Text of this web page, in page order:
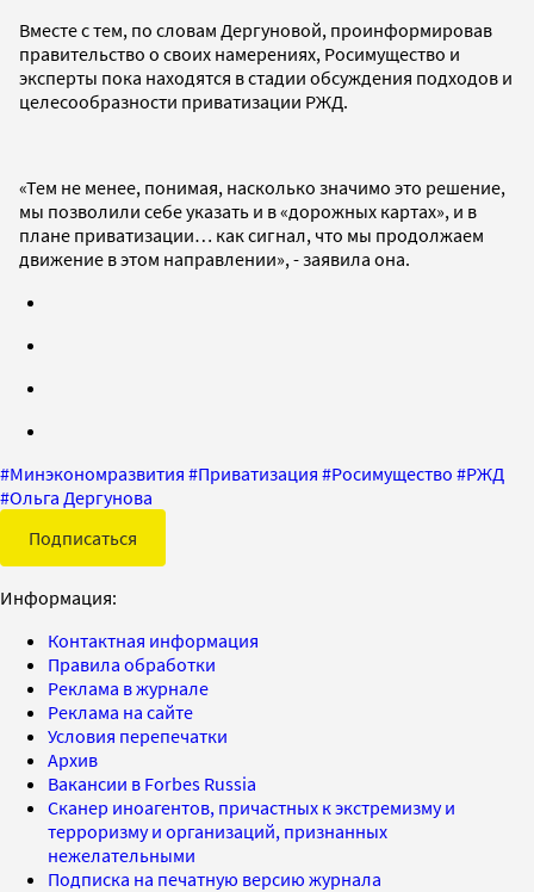
Вместе с тем, по словам Дергуновой, проинформировав
правительство о своих намерениях, Росимущество и
эксперты пока находятся в стадии обсуждения подходов и
целесообразности приватизации РЖД.
«Тем не менее, понимая, насколько значимо это решение,
мы позволили себе указать и в «дорожных картах», и в
плане приватизации… как сигнал, что мы продолжаем
движение в этом направлении», - заявила она.
#Минэкономразвития #Приватизация #Росимущество #РЖД
#Ольга Дергунова
Подписаться
Информация:
Контактная информация
Правила обработки
Реклама в журнале
Реклама на сайте
Условия перепечатки
Архив
Вакансии в Forbes Russia
Сканер иноагентов, причастных к экстремизму и
терроризму и организаций, признанных
нежелательными
Подписка на печатную версию журнала